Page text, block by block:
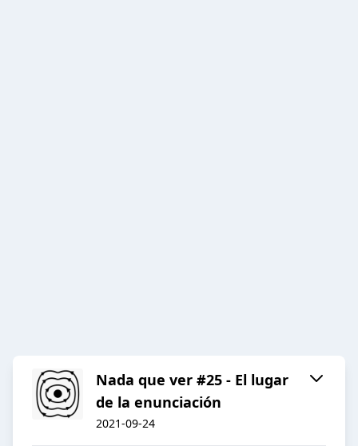
Nada que ver #25 - El lugar
de la enunciación
2021-09-24